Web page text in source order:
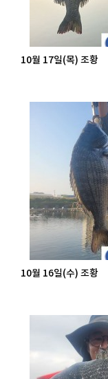
10월 17일(목) 조황
10월 16일(수) 조황